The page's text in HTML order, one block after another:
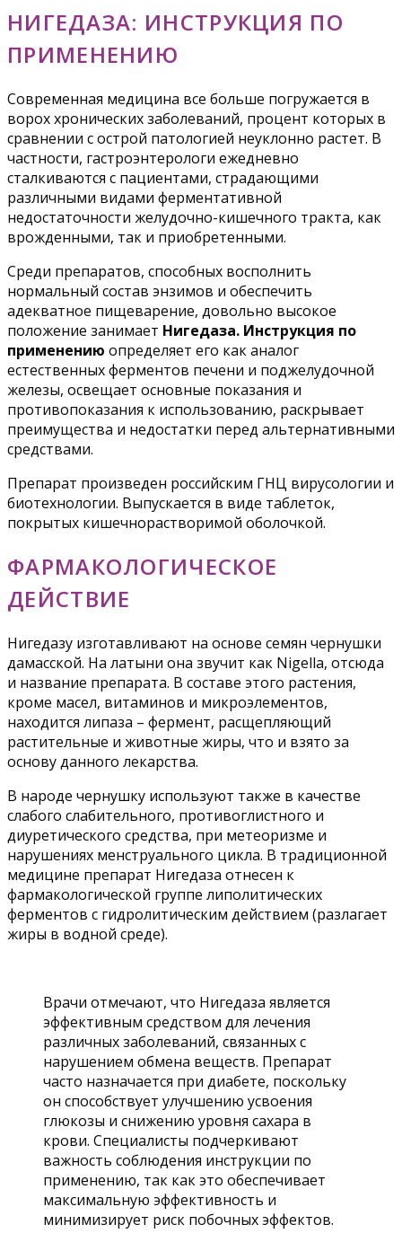
НИГЕДАЗА: ИНСТРУКЦИЯ ПО
ПРИМЕНЕНИЮ
Современная медицина все больше погружается в
ворох хронических заболеваний, процент которых в
сравнении с острой патологией неуклонно растет. В
частности, гастроэнтерологи ежедневно
сталкиваются с пациентами, страдающими
различными видами ферментативной
недостаточности желудочно-кишечного тракта, как
врожденными, так и приобретенными.
Среди препаратов, способных восполнить
нормальный состав энзимов и обеспечить
адекватное пищеварение, довольно высокое
положение занимает Нигедаза. Инструкция по
применению определяет его как аналог
естественных ферментов печени и поджелудочной
железы, освещает основные показания и
противопоказания к использованию, раскрывает
преимущества и недостатки перед альтернативными
средствами.
Препарат произведен российским ГНЦ вирусологии и
биотехнологии. Выпускается в виде таблеток,
покрытых кишечнорастворимой оболочкой.
ФАРМАКОЛОГИЧЕСКОЕ
ДЕЙСТВИЕ
Нигедазу изготавливают на основе семян чернушки
дамасской. На латыни она звучит как Nigella, отсюда
и название препарата. В составе этого растения,
кроме масел, витаминов и микроэлементов,
находится липаза – фермент, расщепляющий
растительные и животные жиры, что и взято за
основу данного лекарства.
В народе чернушку используют также в качестве
слабого слабительного, противоглистного и
диуретического средства, при метеоризме и
нарушениях менструального цикла. В традиционной
медицине препарат Нигедаза отнесен к
фармакологической группе липолитических
ферментов с гидролитическим действием (разлагает
жиры в водной среде).
Врачи отмечают, что Нигедаза является
эффективным средством для лечения
различных заболеваний, связанных с
нарушением обмена веществ. Препарат
часто назначается при диабете, поскольку
он способствует улучшению усвоения
глюкозы и снижению уровня сахара в
крови. Специалисты подчеркивают
важность соблюдения инструкции по
применению, так как это обеспечивает
максимальную эффективность и
минимизирует риск побочных эффектов.